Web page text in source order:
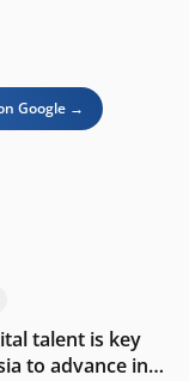
Google →
talent is key
to advance in